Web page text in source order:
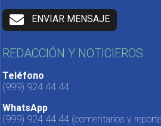
ENVIAR MENSAJE
REDACCIÓN Y NOTICIEROS
Teléfono
(999) 924 44 44
WhatsApp
(999) 924 44 44 (comentarios y